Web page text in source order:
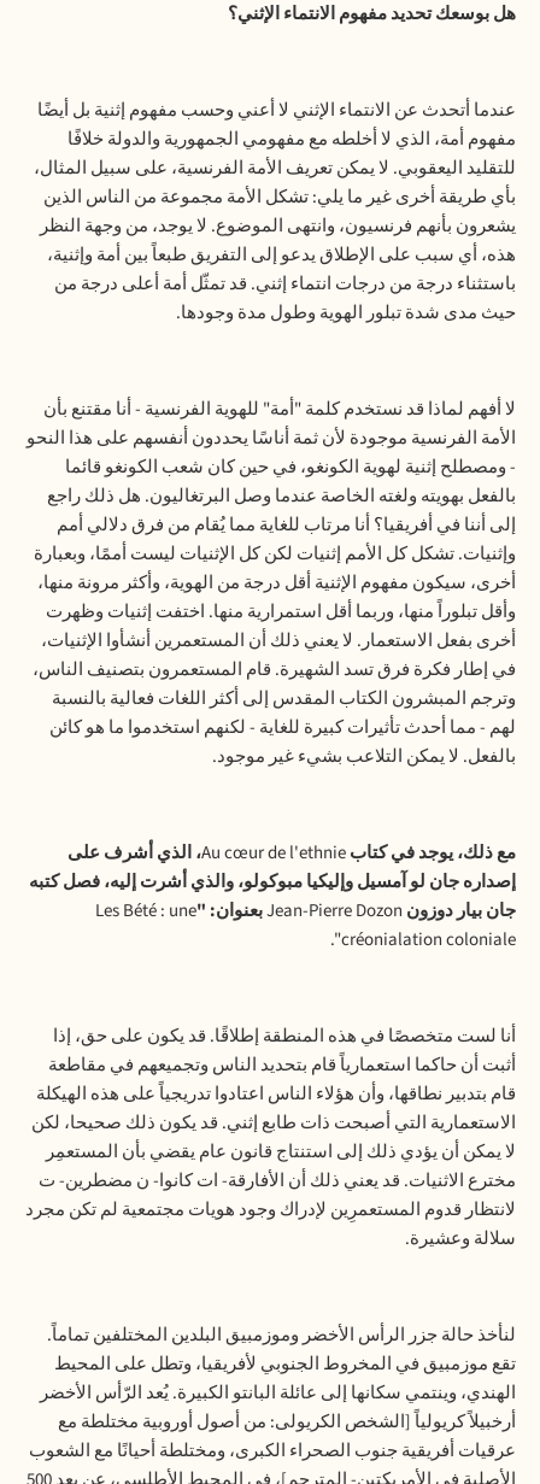
هل بوسعك تحديد مفهوم الانتماء الإثني؟
عندما أتحدث عن الانتماء الإثني لا أعني وحسب مفهوم إثنية بل أيضًا
مفهوم أمة، الذي لا أخلطه مع مفهومي الجمهورية والدولة خلافًا
للتقليد اليعقوبي. لا يمكن تعريف الأمة الفرنسية، على سبيل المثال،
بأي طريقة أخرى غير ما يلي: تشكل الأمة مجموعة من الناس الذين
يشعرون بأنهم فرنسيون، وانتهى الموضوع. لا يوجد، من وجهة النظر
هذه، أي سبب على الإطلاق يدعو إلى التفريق طبعاً بين أمة وإثنية،
باستثناء درجة من درجات انتماء إثني. قد تمثّل أمة أعلى درجة من
حيث مدى شدة تبلور الهوية وطول مدة وجودها.
لا أفهم لماذا قد نستخدم كلمة "أمة" للهوية الفرنسية - أنا مقتنع بأن
الأمة الفرنسية موجودة لأن ثمة أناسًا يحددون أنفسهم على هذا النحو
- ومصطلح إثنية لهوية الكونغو، في حين كان شعب الكونغو قائما
بالفعل بهويته ولغته الخاصة عندما وصل البرتغاليون. هل ذلك راجع
إلى أننا في أفريقيا؟ أنا مرتاب للغاية مما يُقام من فرق دلالي أمم
وإثنيات. تشكل كل الأمم إثنيات لكن كل الإثنيات ليست أممًا، وبعبارة
أخرى، سيكون مفهوم الإثنية أقل درجة من الهوية، وأكثر مرونة منها،
وأقل تبلوراً منها، وربما أقل استمرارية منها. اختفت إثنيات وظهرت
أخرى بفعل الاستعمار. لا يعني ذلك أن المستعمرين أنشأوا الإثنيات،
في إطار فكرة فرق تسد الشهيرة. قام المستعمرون بتصنيف الناس،
وترجم المبشرون الكتاب المقدس إلى أكثر اللغات فعالية بالنسبة
لهم - مما أحدث تأثيرات كبيرة للغاية - لكنهم استخدموا ما هو كائن
بالفعل. لا يمكن التلاعب بشيء غير موجود.
مع ذلك، يوجد في كتابAu cœur de l'ethnie، الذي أشرف على
إصداره جان لو آمسيل وإليكيا مبوكولو، والذي أشرت إليه، فصل كتبه
جان بيار دوزون Jean-Pierre Dozonبعنوان: "Les Bété : une
créonialation coloniale".
أنا لست متخصصًا في هذه المنطقة إطلاقًا. قد يكون على حق، إذا
أثبت أن حاكما استعمارياً قام بتحديد الناس وتجميعهم في مقاطعة
قام بتدبير نطاقها، وأن هؤلاء الناس اعتادوا تدريجياً على هذه الهيكلة
الاستعمارية التي أصبحت ذات طابع إثني. قد يكون ذلك صحيحا، لكن
لا يمكن أن يؤدي ذلك إلى استنتاج قانون عام يقضي بأن المستعمِر
مخترع الاثنيات. قد يعني ذلك أن الأفارقة- ات كانوا- ن مضطرين- ت
لانتظار قدوم المستعمرِين لإدراك وجود هويات مجتمعية لم تكن مجرد
سلالة وعشيرة.
لنأخذ حالة جزر الرأس الأخضر وموزمبيق البلدين المختلفين تماماً.
تقع موزمبيق في المخروط الجنوبي لأفريقيا، وتطل على المحيط
الهندي، وينتمي سكانها إلى عائلة البانتو الكبيرة. يُعد الرّأس الأخضر
أرخبيلاً كريولياً [الشخص الكريولى: من أصول أوروبية مختلطة مع
عرقيات أفريقية جنوب الصحراء الكبرى، ومختلطة أحيانًا مع الشعوب